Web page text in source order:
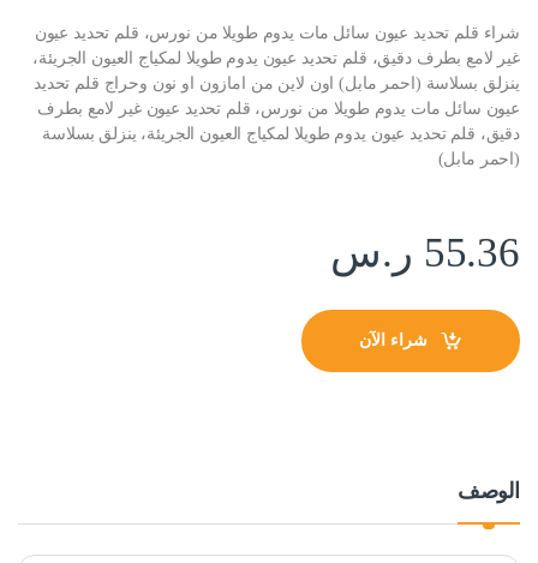
شراء قلم تحديد عيون سائل مات يدوم طويلا من نورس، قلم تحديد عيون
غير لامع بطرف دقيق، قلم تحديد عيون يدوم طويلا لمكياج العيون الجريئة،
ينزلق بسلاسة (احمر مابل) اون لاين من امازون او نون وحراج قلم تحديد
عيون سائل مات يدوم طويلا من نورس، قلم تحديد عيون غير لامع بطرف
دقيق، قلم تحديد عيون يدوم طويلا لمكياج العيون الجريئة، ينزلق بسلاسة
(احمر مابل)
55.36 ر.س
شراء الآن
الوصف